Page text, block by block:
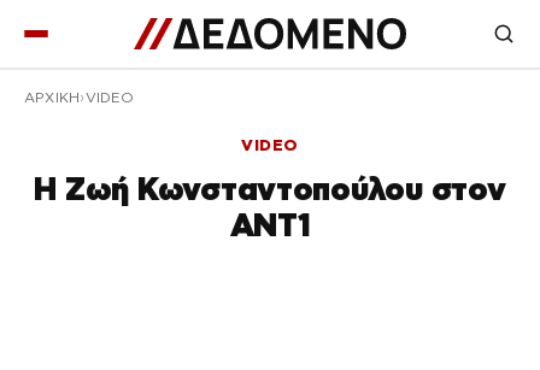
ΑΡΧΙΚΉ VIDEO
VIDEO
Η Ζωή Κωνσταντοπούλου στον
ΑΝΤ1